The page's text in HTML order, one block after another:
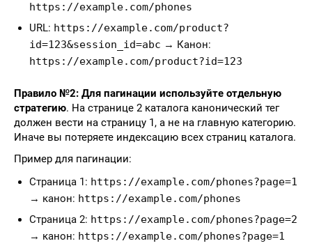
https://example.com/phones
URL: https://example.com/product?
id=123&session_id=abc → Канон:
https://example.com/product?id=123
Правило №2: Для пагинации используйте отдельную
стратегию. На странице 2 каталога канонический тег
должен вести на страницу 1, а не на главную категорию.
Иначе вы потеряете индексацию всех страниц каталога.
Пример для пагинации:
Страница 1: https://example.com/phones?page=1
→ канон: https://example.com/phones
Страница 2: https://example.com/phones?page=2
→ канон: https://example.com/phones?page=1